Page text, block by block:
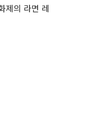
제의 라면 레